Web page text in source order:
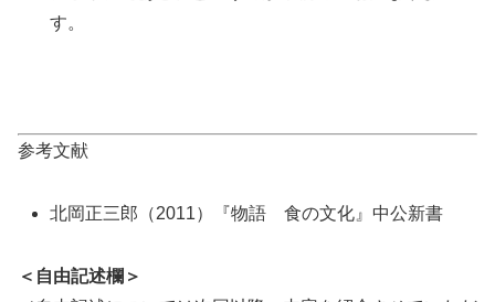
す。
参考文献
北岡正三郎（2011）『物語 食の文化』中公新書
＜自由記述欄＞